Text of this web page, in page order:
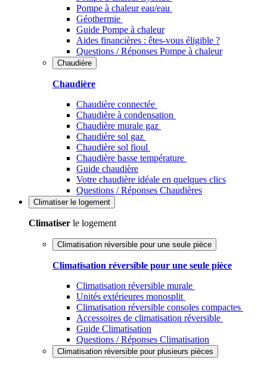
Pompe à chaleur​ eau/eau
Géothermie
Guide Pompe à chaleur
Aides financières : êtes-vous éligible ?
Questions / Réponses Pompe à chaleur
Chaudière
Chaudière
Chaudière connectée
Chaudière à condensation
Chaudière murale gaz
Chaudière sol gaz
Chaudière sol fioul
Chaudière basse température
Guide chaudière
Votre chaudière idéale en quelques clics
Questions / Réponses Chaudières
Climatiser le logement
Climatiser le logement
Climatisation réversible pour une seule pièce
Climatisation réversible pour une seule pièce
Climatisation réversible murale
Unités extérieures monosplit
Climatisation réversible consoles compactes
Accessoires de climatisation réversible
Guide Climatisation
Questions / Réponses Climatisation
Climatisation réversible pour plusieurs pièces